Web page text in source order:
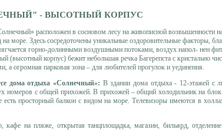
- ВЫСОТНЫЙ КОРПУС
расположен в сосновом лесу на живописной возвышенности на
море. Здесь сосредоточены уникальные оздоровительные факторы,
горно-долинными воздушными потоками, воздух напол- нен
(высотный корпус) бежит небольшая речка Багерепста с кристально
а огромная парковая зона – для любителей прогулок и уединения.
дома отдыха «Солнечный»: В здании дома отдыха - 12-этажей с
номеров с общей прихожей. В прихожей – общий холодильник на
просторный балкон с видом на море. Телевизоры имеются в
кафе на пляже, открытая танцплощадка, магазин, бильярд,